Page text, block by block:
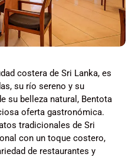
costera de Sri Lanka, es
su río sereno y su
su belleza natural, Bentota
oferta gastronómica.
tradicionales de Sri
con un toque costero,
de restaurantes y